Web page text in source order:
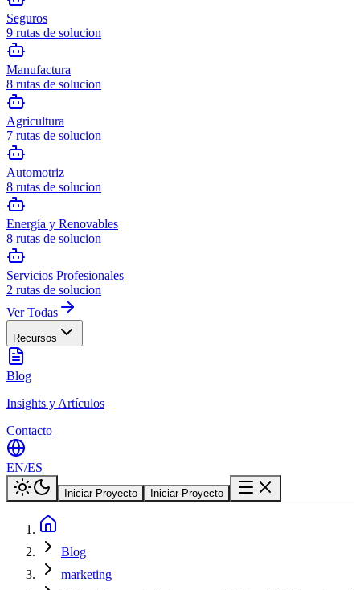
Seguros
9 rutas de solucion
Manufactura
8 rutas de solucion
Agricultura
7 rutas de solucion
Automotriz
8 rutas de solucion
Energía y Renovables
8 rutas de solucion
Servicios Profesionales
2 rutas de solucion
Ver Todas
Recursos
Blog
Insights y Artículos
Contacto
EN/ES
Iniciar Proyecto Iniciar Proyecto
Blog
marketing